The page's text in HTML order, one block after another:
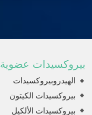
بيروكسيدات عضوية
الهيدروبيروكسيدات
بيروكسيدات الكيتون
بيروكسيدات الألكيل